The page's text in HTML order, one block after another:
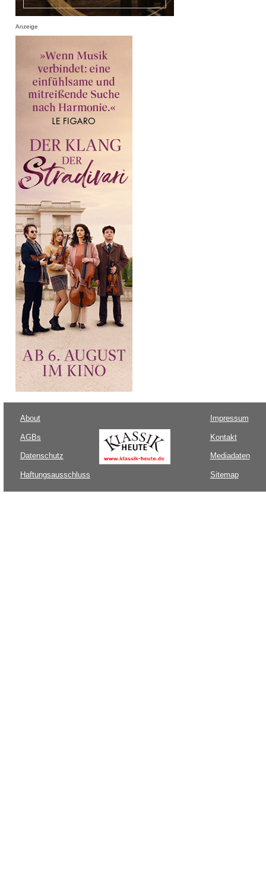
Anzeige
About
AGBs
Datenschutz
Haftungsausschluss
Impressum
Kontakt
Mediadaten
Sitemap